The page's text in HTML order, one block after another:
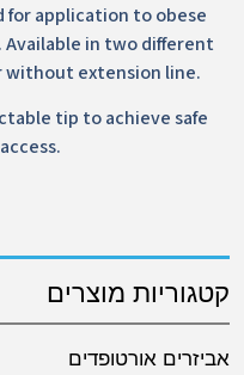
קטגוריות מוצרים
אביזרים אורטופדים
for application to obese
in two different
without extension line.
tip to achieve safe